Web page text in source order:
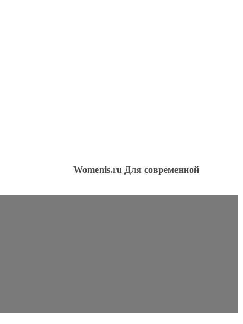
Womenis.ru Для современной